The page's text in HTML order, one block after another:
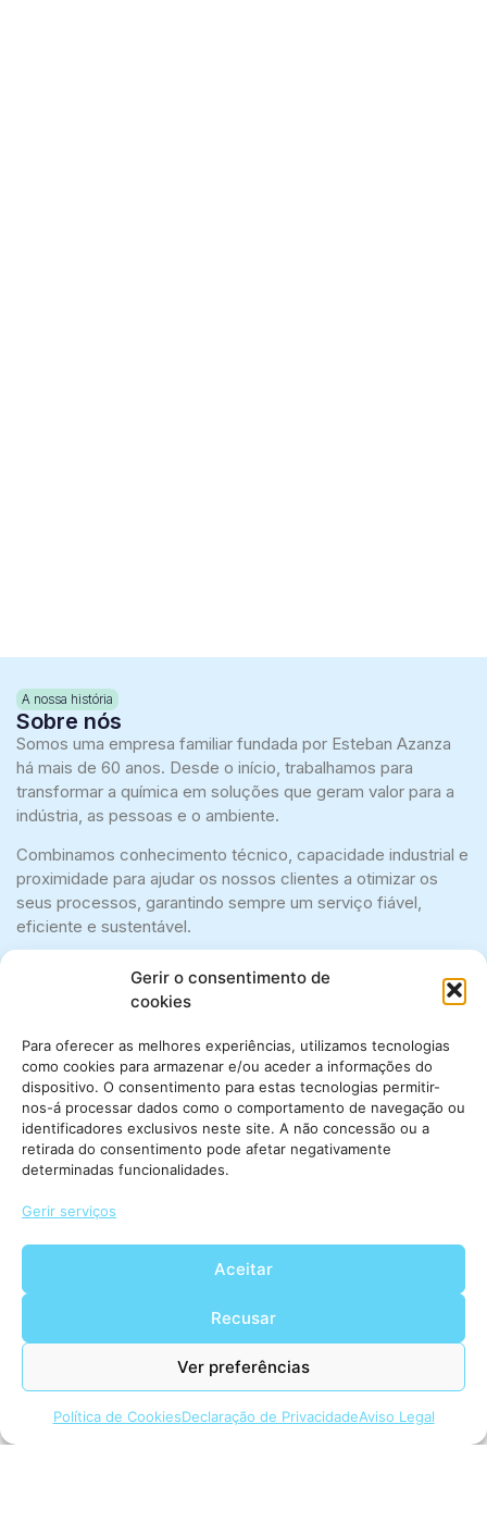
Gerir o consentimento de
cookies
Para oferecer as melhores experiências, utilizamos tecnologias
como cookies para armazenar e/ou aceder a informações do
dispositivo. O consentimento para estas tecnologias permitir-
nos-á processar dados como o comportamento de navegação ou
identificadores exclusivos neste site. A não concessão ou a
retirada do consentimento pode afetar negativamente
determinadas funcionalidades.
Gerir serviços
Aceitar
Recusar
Ver preferências
Política de CookiesDeclaração de PrivacidadeAviso Legal
A nossa história
Sobre nós
Somos uma empresa familiar fundada por Esteban Azanza
há mais de 60 anos. Desde o início, trabalhamos para
transformar a química em soluções que geram valor para a
indústria, as pessoas e o ambiente.
Combinamos conhecimento técnico, capacidade industrial e
proximidade para ajudar os nossos clientes a otimizar os
seus processos, garantindo sempre um serviço fiável,
eficiente e sustentável.
Construímos relações de longo prazo baseadas na
honestidade, no compromisso e na excelência, promovendo
uma indústria mais competitiva e respeitadora do ambiente.
Leia mais
Os nossos sectores